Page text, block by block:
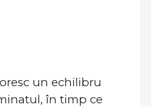
un echilibru
în timp ce